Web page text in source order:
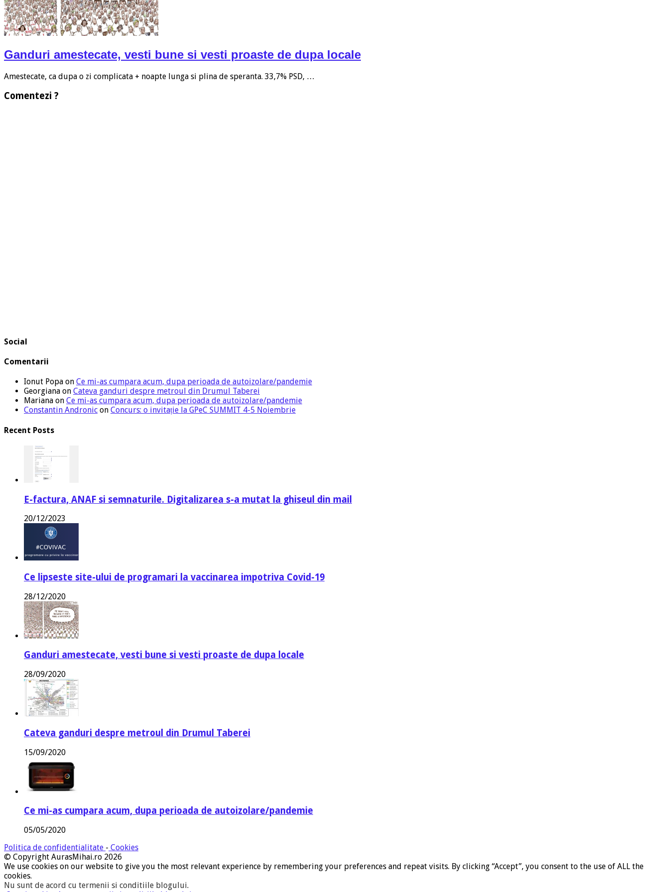
Ganduri amestecate, vesti bune si vesti proaste de dupa locale
Amestecate, ca dupa o zi complicata + noapte lunga si plina de speranta. 33,7% PSD, …
Comentezi ?
Social
Comentarii
Ionut Popa on Ce mi-as cumpara acum, dupa perioada de autoizolare/pandemie
Georgiana on Cateva ganduri despre metroul din Drumul Taberei
Mariana on Ce mi-as cumpara acum, dupa perioada de autoizolare/pandemie
Constantin Andronic on Concurs: o invitație la GPeC SUMMIT 4-5 Noiembrie
Recent Posts
E-factura, ANAF si semnaturile. Digitalizarea s-a mutat la ghiseul din mail
20/12/2023
Ce lipseste site-ului de programari la vaccinarea impotriva Covid-19
28/12/2020
Ganduri amestecate, vesti bune si vesti proaste de dupa locale
28/09/2020
Cateva ganduri despre metroul din Drumul Taberei
15/09/2020
Ce mi-as cumpara acum, dupa perioada de autoizolare/pandemie
05/05/2020
Politica de confidentialitate - Cookies
© Copyright AurasMihai.ro 2026
We use cookies on our website to give you the most relevant experience by remembering your preferences and repeat visits. By clicking “Accept”, you consent to the use of ALL the
cookies.
Nu sunt de acord cu termenii si conditiile blogului.